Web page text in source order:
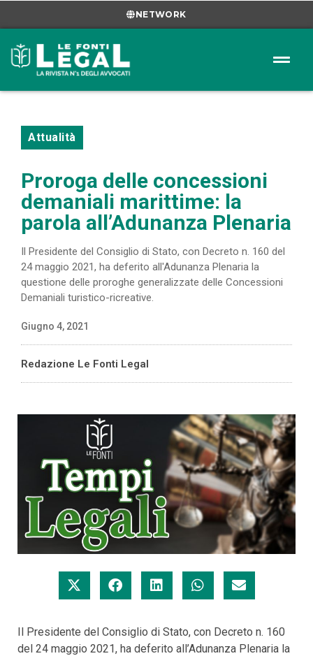
NETWORK
Attualità
Proroga delle concessioni
demaniali marittime: la
parola all’Adunanza Plenaria
Il Presidente del Consiglio di Stato, con Decreto n. 160 del
24 maggio 2021, ha deferito all'Adunanza Plenaria la
questione delle proroghe generalizzate delle Concessioni
Demaniali turistico-ricreative.
Giugno 4, 2021
Redazione Le Fonti Legal
Il Presidente del Consiglio di Stato, con Decreto n. 160
del 24 maggio 2021, ha deferito all’Adunanza Plenaria la